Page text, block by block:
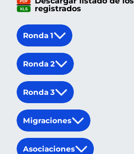
registrados
Ronda 1
Ronda 2
Ronda 3
Migraciones
Asociaciones